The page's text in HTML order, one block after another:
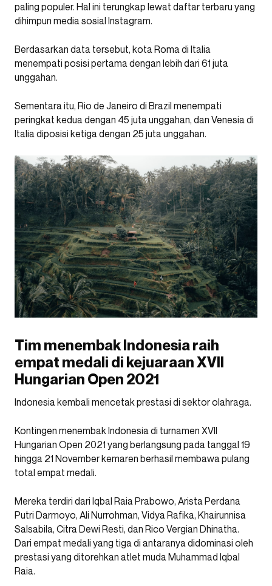
paling populer. Hal ini terungkap lewat daftar terbaru yang
dihimpun media sosial Instagram.
Berdasarkan data tersebut, kota Roma di Italia
menempati posisi pertama dengan lebih dari 61 juta
unggahan.
Sementara itu, Rio de Janeiro di Brazil menempati
peringkat kedua dengan 45 juta unggahan, dan Venesia di
Italia diposisi ketiga dengan 25 juta unggahan.
Tim menembak Indonesia raih
empat medali di kejuaraan XVII
Hungarian Open 2021
Indonesia kembali mencetak prestasi di sektor olahraga.
Kontingen menembak Indonesia di turnamen XVII
Hungarian Open 2021 yang berlangsung pada tanggal 19
hingga 21 November kemaren berhasil membawa pulang
total empat medali.
Mereka terdiri dari Iqbal Raia Prabowo, Arista Perdana
Putri Darmoyo, Ali Nurrohman, Vidya Rafika, Khairunnisa
Salsabila, Citra Dewi Resti, dan Rico Vergian Dhinatha.
Dari empat medali yang tiga di antaranya didominasi oleh
prestasi yang ditorehkan atlet muda Muhammad Iqbal
Raia.